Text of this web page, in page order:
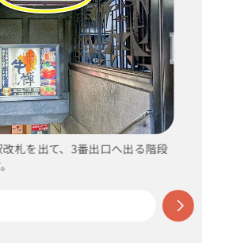
札を出て、3番出口へ出る階段